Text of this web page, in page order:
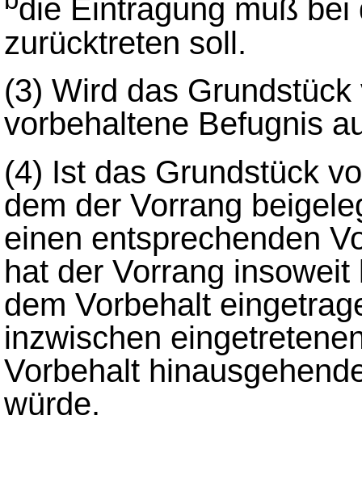
die Eintragung muß
zurücktreten soll.
(3) Wird das
vorbehaltene Befugnis
(4) Ist das Grundstück
dem der Vorrang
einen entsprechenden
hat der Vorrang
dem Vorbehalt
inzwischen
Vorbehalt
würde.